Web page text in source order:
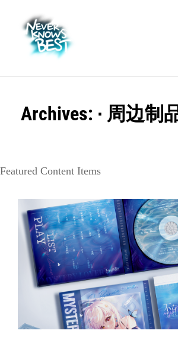
content
Archives: ∙ 周边制
Featured Content Items